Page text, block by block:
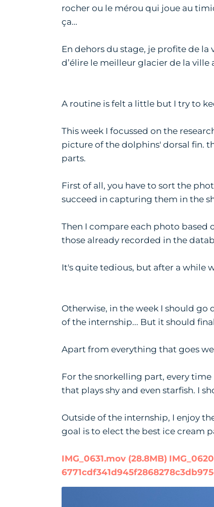
rocher ou le mérou qui joue au
ça…
En dehors du stage, je profite de
d’élire le meilleur glacier de la ville
A routine is felt a little but I try to
This week I focussed on the
picture of the dolphins' dorsal fin.
parts.
First of all, you have to sort the
succeed in capturing them in the
Then I compare each photo
those already recorded in the
It's quite tedious, but after a while
Otherwise, in the week I should
of the internship... But it should
Apart from everything that goes
For the snorkelling part, every
that plays shy and even starfish. I
Outside of the internship, I enjoy
goal is to elect the best ice cream
IMG_0631.mov (28.8MB)